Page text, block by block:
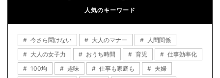
人気のキーワード
今さら聞けない 大人のマナー
人間関係
大人の女子力
おうち時間 育児
仕事効率化
100均
趣味 仕事も家庭も
夫婦